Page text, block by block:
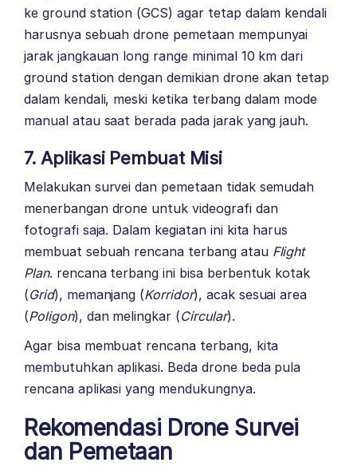
ke ground station (GCS) agar tetap dalam kendali
harusnya sebuah drone pemetaan mempunyai
jarak jangkauan long range minimal 10 km dari
ground station dengan demikian drone akan tetap
dalam kendali, meski ketika terbang dalam mode
manual atau saat berada pada jarak yang jauh.
7. Aplikasi Pembuat Misi
Melakukan survei dan pemetaan tidak semudah
menerbangan drone untuk videografi dan
fotografi saja. Dalam kegiatan ini kita harus
membuat sebuah rencana terbang atau Flight
Plan. rencana terbang ini bisa berbentuk kotak
(Grid), memanjang (Korridor), acak sesuai area
(Poligon), dan melingkar (Circular).
Agar bisa membuat rencana terbang, kita
membutuhkan aplikasi. Beda drone beda pula
rencana aplikasi yang mendukungnya.
Rekomendasi Drone Survei
dan Pemetaan